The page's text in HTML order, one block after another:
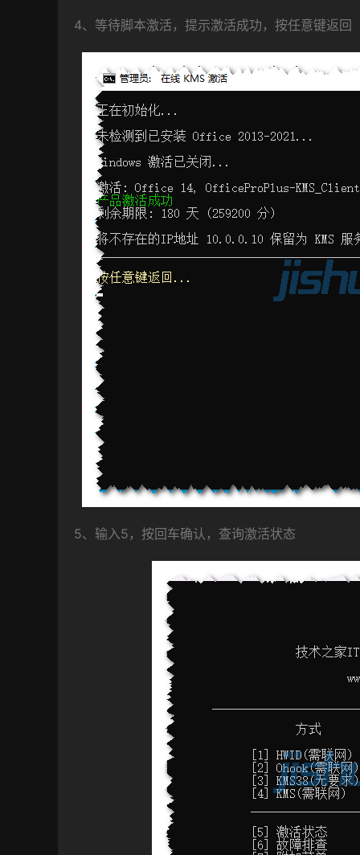
4、等待脚本激活，提示激活成功，按任意键返回
5、输入5，按回车确认，查询激活状态